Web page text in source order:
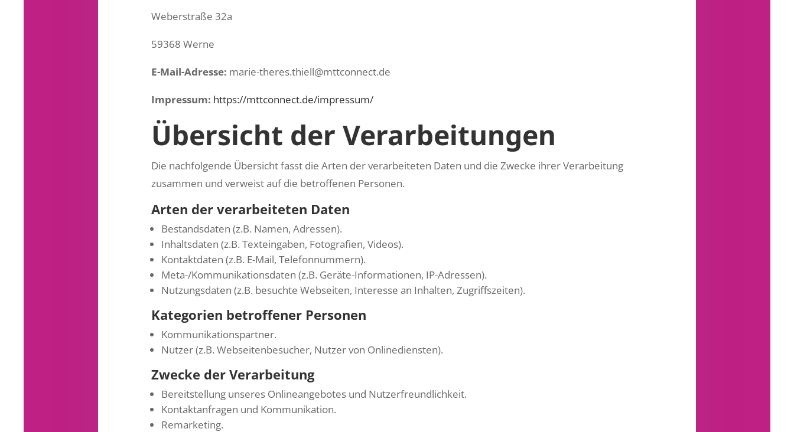
Weberstraße 32a
59368 Werne
E-Mail-Adresse: marie-theres.thiell@mttconnect.de
Impressum: https://mttconnect.de/impressum/
Übersicht der Verarbeitungen
Die nachfolgende Übersicht fasst die Arten der verarbeiteten Daten und die Zwecke ihrer Verarbeitung
zusammen und verweist auf die betroffenen Personen.
Arten der verarbeiteten Daten
Bestandsdaten (z.B. Namen, Adressen).
Inhaltsdaten (z.B. Texteingaben, Fotografien, Videos).
Kontaktdaten (z.B. E-Mail, Telefonnummern).
Meta-/Kommunikationsdaten (z.B. Geräte-Informationen, IP-Adressen).
Nutzungsdaten (z.B. besuchte Webseiten, Interesse an Inhalten, Zugriffszeiten).
Kategorien betroffener Personen
Kommunikationspartner.
Nutzer (z.B. Webseitenbesucher, Nutzer von Onlinediensten).
Zwecke der Verarbeitung
Bereitstellung unseres Onlineangebotes und Nutzerfreundlichkeit.
Kontaktanfragen und Kommunikation.
Remarketing.